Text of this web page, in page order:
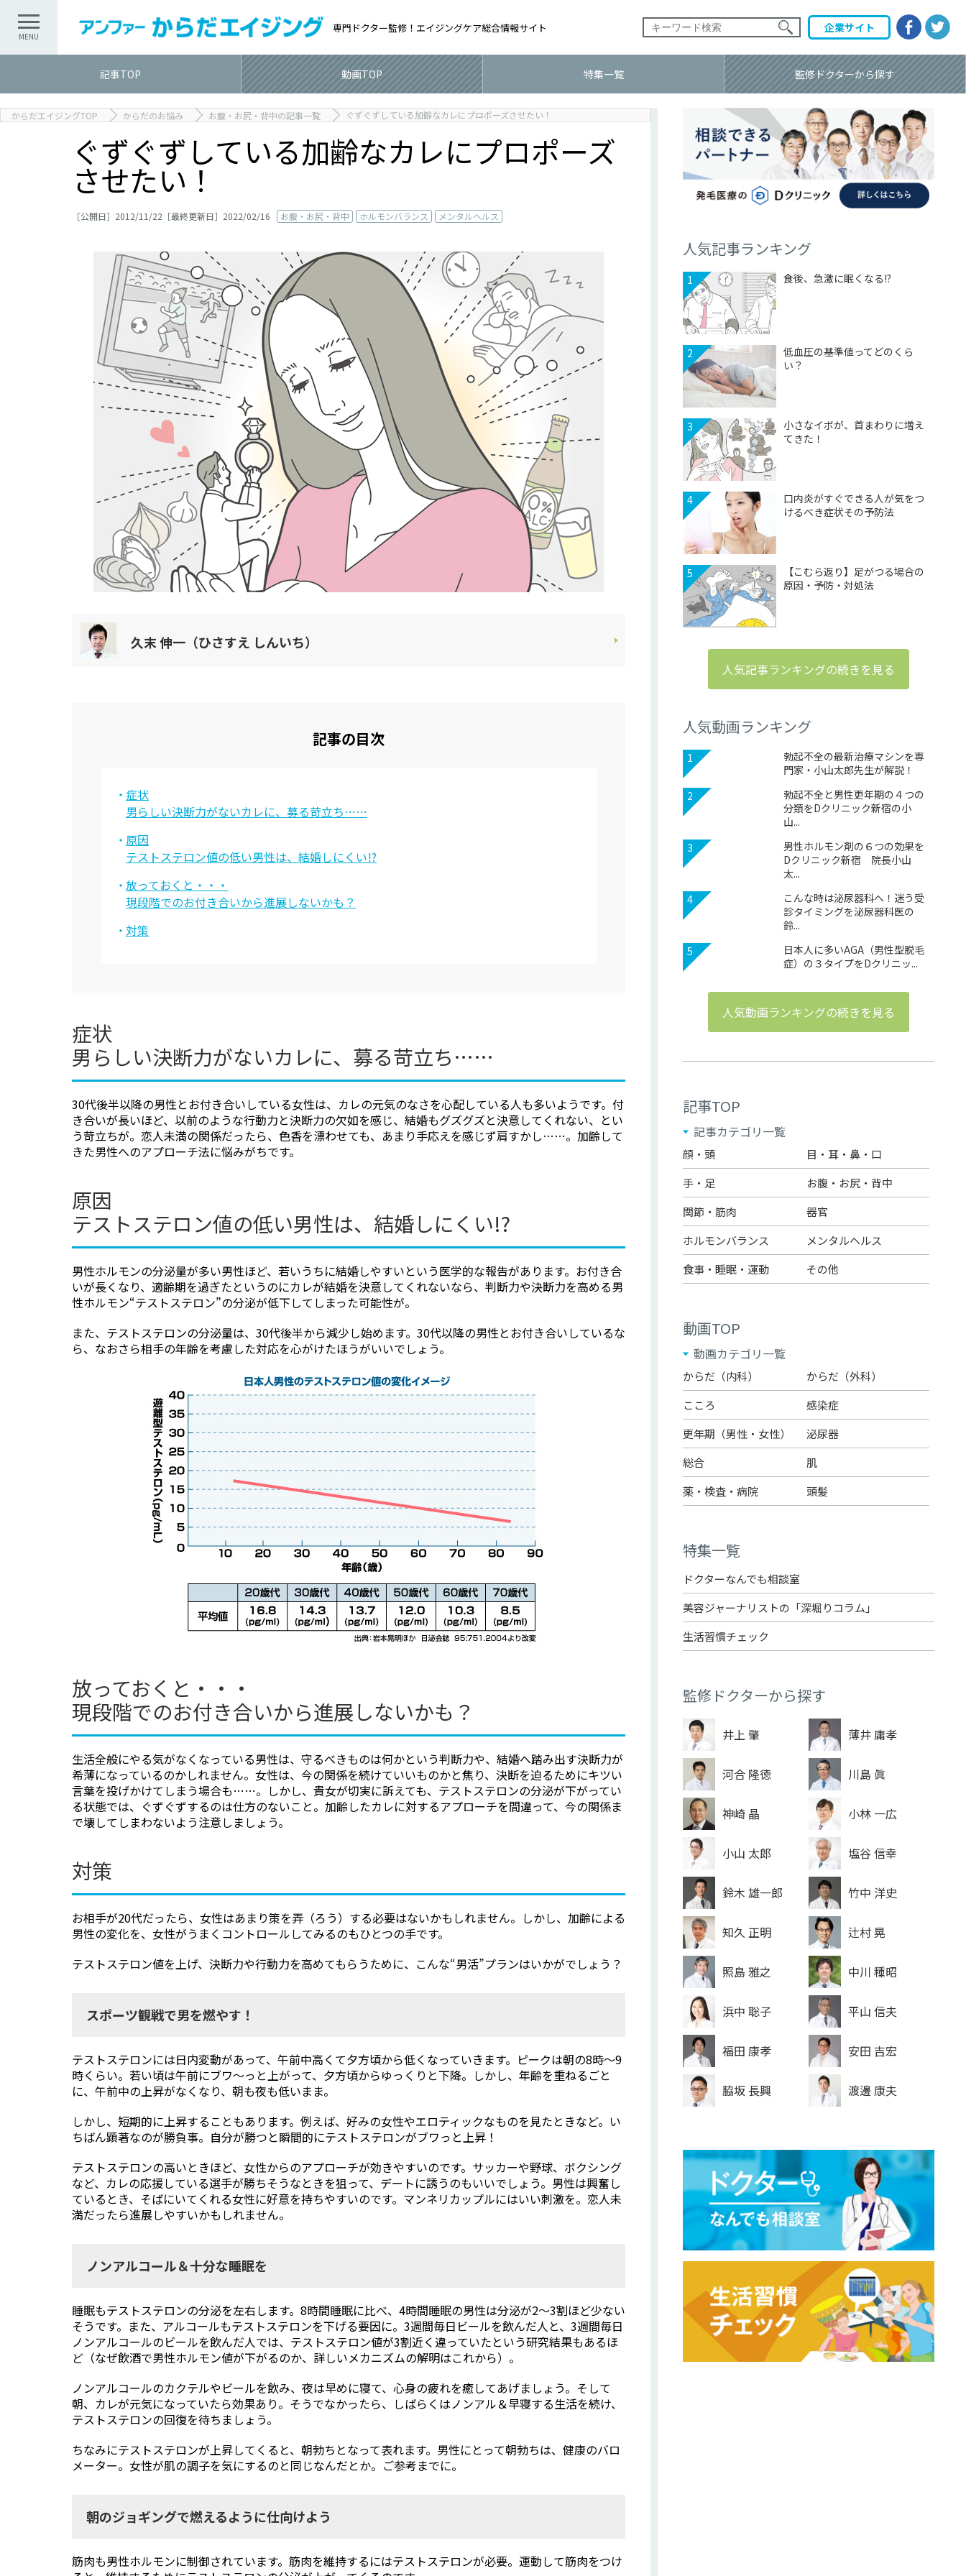
専門ドクター監修！ エイジングケア総合情報サイト 企業サイト
記事TOP 動画TOP 特集一覧 監修ドクターから探す
記事カテゴリ一覧
目・耳・鼻・口
お腹・お尻・背中
器官
メンタルヘルス
からだ（外科）
感染症
泌尿器
薬・検査・病院
頭髪
監修ドクターから探す
川島 眞
小林 一広
照島 雅之
浜中 聡子
平山 信夫
脇坂 長興
渡邊 康夫
からだエイジングTOP からだのお悩み お腹・お尻・背中の記事一覧 ぐずぐずしている加齢なカレにプロポーズさせたい！
ぐずぐずしている加齢なカレにプロポーズ
させたい！
［公開日］2012/11/22［最終更新日］2022/02/16 お腹・お尻・背中 ホルモンバランス メンタルヘルス
久末 伸一（ひさすえ しんいち）
記事の目次
症状
男らしい決断力がないカレに、募る苛立ち……
原因
テストステロン値の低い男性は、結婚しにくい!?
放っておくと・・・
現段階でのお付き合いから進展しないかも？
対策
症状
男らしい決断力がないカレに、募る苛立ち……
30代後半以降の男性とお付き合いしている女性は、カレの元気のなさを心配している人も多いようです。付
き合いが長いほど、以前のような行動力と決断力の欠如を感じ、結婚もグズグズと決意してくれない、とい
う苛立ちが。恋人未満の関係だったら、色香を漂わせても、あまり手応えを感じず肩すかし……。加齢して
きた男性へのアプローチ法に悩みがちです。
原因
テストステロン値の低い男性は、結婚しにくい!?
男性ホルモンの分泌量が多い男性ほど、若いうちに結婚しやすいという医学的な報告があります。お付き合
いが長くなり、適齢期を過ぎたというのにカレが結婚を決意してくれないなら、判断力や決断力を高める男
性ホルモン“テストステロン”の分泌が低下してしまった可能性が。
また、テストステロンの分泌量は、30代後半から減少し始めます。30代以降の男性とお付き合いしているな
ら、なおさら相手の年齢を考慮した対応を心がけたほうがいいでしょう。
放っておくと・・・
現段階でのお付き合いから進展しないかも？
生活全般にやる気がなくなっている男性は、守るべきものは何かという判断力や、結婚へ踏み出す決断力が
希薄になっているのかしれません。女性は、今の関係を続けていいものかと焦り、決断を迫るためにキツい
言葉を投げかけてしまう場合も……。しかし、貴女が切実に訴えても、テストステロンの分泌が下がってい
る状態では、ぐずぐずするのは仕方のないこと。加齢したカレに対するアプローチを間違って、今の関係ま
で壊してしまわないよう注意しましょう。
対策
お相手が20代だったら、女性はあまり策を弄（ろう）する必要はないかもしれません。しかし、加齢による
男性の変化を、女性がうまくコントロールしてみるのもひとつの手です。
テストステロン値を上げ、決断力や行動力を高めてもらうために、こんな“男活”プランはいかがでしょう？
スポーツ観戦で男を燃やす！
テストステロンには日内変動があって、午前中高くて夕方頃から低くなっていきます。ピークは朝の8時～9
時くらい。若い頃は午前にブワ～っと上がって、夕方頃からゆっくりと下降。しかし、年齢を重ねるごと
に、午前中の上昇がなくなり、朝も夜も低いまま。
しかし、短期的に上昇することもあります。例えば、好みの女性やエロティックなものを見たときなど。い
ちばん顕著なのが勝負事。自分が勝つと瞬間的にテストステロンがブワっと上昇！
テストステロンの高いときほど、女性からのアプローチが効きやすいのです。サッカーや野球、ボクシング
など、カレの応援している選手が勝ちそうなときを狙って、デートに誘うのもいいでしょう。男性は興奮し
ているとき、そばにいてくれる女性に好意を持ちやすいのです。マンネリカップルにはいい刺激を。恋人未
満だったら進展しやすいかもしれません。
ノンアルコール＆十分な睡眠を
睡眠もテストステロンの分泌を左右します。8時間睡眠に比べ、4時間睡眠の男性は分泌が2～3割ほど少ない
そうです。また、アルコールもテストステロンを下げる要因に。3週間毎日ビールを飲んだ人と、3週間毎日
ノンアルコールのビールを飲んだ人では、テストステロン値が3割近く違っていたという研究結果もあるほ
ど（なぜ飲酒で男性ホルモン値が下がるのか、詳しいメカニズムの解明はこれから）。
ノンアルコールのカクテルやビールを飲み、夜は早めに寝て、心身の疲れを癒してあげましょう。そして
朝、カレが元気になっていたら効果あり。そうでなかったら、しばらくはノンアル＆早寝する生活を続け、
テストステロンの回復を待ちましょう。
ちなみにテストステロンが上昇してくると、朝勃ちとなって表れます。男性にとって朝勃ちは、健康のバロ
メーター。女性が肌の調子を気にするのと同じなんだとか。ご参考までに。
朝のジョギングで燃えるように仕向けよう
筋肉も男性ホルモンに制御されています。筋肉を維持するにはテストステロンが必要。運動して筋肉をつけ
人気記事ランキング
食後、急激に眠くなる!?
1
低血圧の基準値ってどのくら
い？
2
小さなイボが、首まわりに増え
てきた！
3
口内炎がすぐできる人が気をつ
けるべき症状その予防法
4
【こむら返り】足がつる場合の
原因・予防・対処法
5
人気記事ランキングの続きを見る
人気動画ランキング
勃起不全の最新治療マシンを専
門家・小山太郎先生が解説！
1
勃起不全と男性更年期の４つの
分類をDクリニック新宿の小
山...
2
男性ホルモン剤の６つの効果を
Dクリニック新宿 院長小山
太...
3
こんな時は泌尿器科へ！迷う受
診タイミングを泌尿器科医の
鈴...
4
日本人に多いAGA（男性型脱毛
症）の３タイプをDクリニッ...
5
人気動画ランキングの続きを見る
記事TOP
記事カテゴリ一覧
顔・頭
目・耳・鼻・口
手・足
お腹・お尻・背中
関節・筋肉
器官
ホルモンバランス
メンタルヘルス
食事・睡眠・運動
その他
動画TOP
動画カテゴリ一覧
からだ（内科）
からだ（外科）
こころ
感染症
更年期（男性・女性）
泌尿器
総合
肌
薬・検査・病院
頭髪
特集一覧
ドクターなんでも相談室
美容ジャーナリストの「深堀りコラム」
生活習慣チェック
監修ドクターから探す
井上 肇 薄井 庸孝
河合 隆徳 川島 眞
神崎 晶 小林 一広
小山 太郎 塩谷 信幸
鈴木 雄一郎 竹中 洋史
知久 正明 辻村 晃
照島 雅之 中川 種昭
浜中 聡子 平山 信夫
福田 康孝 安田 吉宏
脇坂 長興 渡邊 康夫